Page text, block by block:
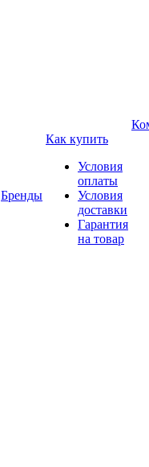
Бренды
Как купить
Условия
оплаты
Условия
доставки
Гарантия
на товар